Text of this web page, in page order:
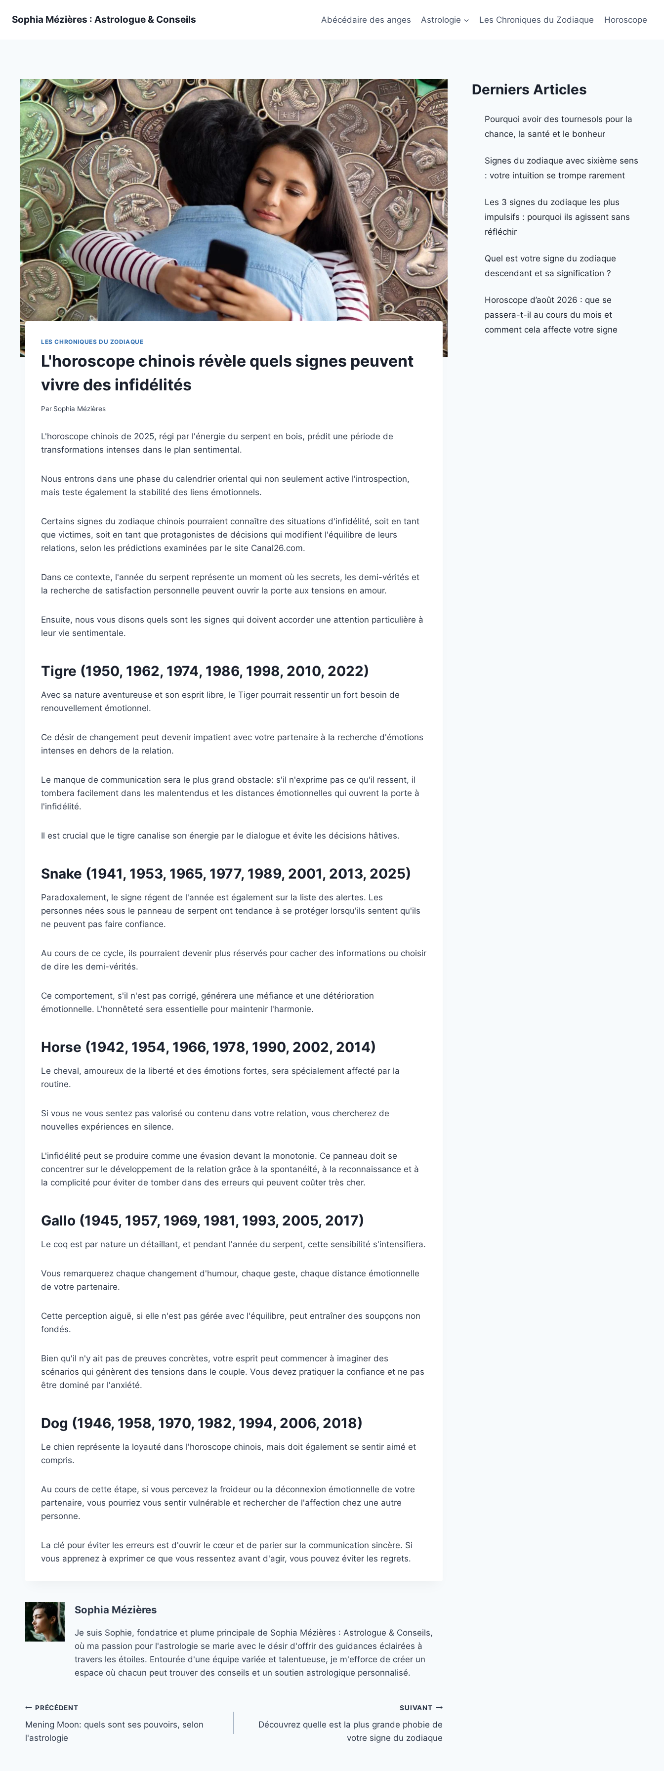
Sophia Mézières : Astrologue & Conseils Abécédaire des anges Astrologie Les Chroniques du Zodiaque Horoscope
LES CHRONIQUES DU ZODIAQUE
L'horoscope chinois révèle quels signes peuvent
vivre des infidélités
Par Sophia Mézières
L'horoscope chinois de 2025, régi par l'énergie du serpent en bois, prédit une période de
transformations intenses dans le plan sentimental.
Nous entrons dans une phase du calendrier oriental qui non seulement active l'introspection,
mais teste également la stabilité des liens émotionnels.
Certains signes du zodiaque chinois pourraient connaître des situations d'infidélité, soit en tant
que victimes, soit en tant que protagonistes de décisions qui modifient l'équilibre de leurs
relations, selon les prédictions examinées par le site Canal26.com.
Dans ce contexte, l'année du serpent représente un moment où les secrets, les demi-vérités et
la recherche de satisfaction personnelle peuvent ouvrir la porte aux tensions en amour.
Ensuite, nous vous disons quels sont les signes qui doivent accorder une attention particulière à
leur vie sentimentale.
Tigre (1950, 1962, 1974, 1986, 1998, 2010, 2022)
Avec sa nature aventureuse et son esprit libre, le Tiger pourrait ressentir un fort besoin de
renouvellement émotionnel.
Ce désir de changement peut devenir impatient avec votre partenaire à la recherche d'émotions
intenses en dehors de la relation.
Le manque de communication sera le plus grand obstacle: s'il n'exprime pas ce qu'il ressent, il
tombera facilement dans les malentendus et les distances émotionnelles qui ouvrent la porte à
l'infidélité.
Il est crucial que le tigre canalise son énergie par le dialogue et évite les décisions hâtives.
Snake (1941, 1953, 1965, 1977, 1989, 2001, 2013, 2025)
Paradoxalement, le signe régent de l'année est également sur la liste des alertes. Les
personnes nées sous le panneau de serpent ont tendance à se protéger lorsqu'ils sentent qu'ils
ne peuvent pas faire confiance.
Au cours de ce cycle, ils pourraient devenir plus réservés pour cacher des informations ou choisir
de dire les demi-vérités.
Ce comportement, s'il n'est pas corrigé, générera une méfiance et une détérioration
émotionnelle. L'honnêteté sera essentielle pour maintenir l'harmonie.
Horse (1942, 1954, 1966, 1978, 1990, 2002, 2014)
Le cheval, amoureux de la liberté et des émotions fortes, sera spécialement affecté par la
routine.
Si vous ne vous sentez pas valorisé ou contenu dans votre relation, vous chercherez de
nouvelles expériences en silence.
L'infidélité peut se produire comme une évasion devant la monotonie. Ce panneau doit se
concentrer sur le développement de la relation grâce à la spontanéité, à la reconnaissance et à
la complicité pour éviter de tomber dans des erreurs qui peuvent coûter très cher.
Gallo (1945, 1957, 1969, 1981, 1993, 2005, 2017)
Le coq est par nature un détaillant, et pendant l'année du serpent, cette sensibilité s'intensifiera.
Vous remarquerez chaque changement d'humour, chaque geste, chaque distance émotionnelle
de votre partenaire.
Cette perception aiguë, si elle n'est pas gérée avec l'équilibre, peut entraîner des soupçons non
fondés.
Bien qu'il n'y ait pas de preuves concrètes, votre esprit peut commencer à imaginer des
scénarios qui génèrent des tensions dans le couple. Vous devez pratiquer la confiance et ne pas
être dominé par l'anxiété.
Dog (1946, 1958, 1970, 1982, 1994, 2006, 2018)
Le chien représente la loyauté dans l'horoscope chinois, mais doit également se sentir aimé et
compris.
Au cours de cette étape, si vous percevez la froideur ou la déconnexion émotionnelle de votre
partenaire, vous pourriez vous sentir vulnérable et rechercher de l'affection chez une autre
personne.
La clé pour éviter les erreurs est d'ouvrir le cœur et de parier sur la communication sincère. Si
vous apprenez à exprimer ce que vous ressentez avant d'agir, vous pouvez éviter les regrets.
Sophia Mézières
Je suis Sophie, fondatrice et plume principale de Sophia Mézières : Astrologue & Conseils,
où ma passion pour l'astrologie se marie avec le désir d'offrir des guidances éclairées à
travers les étoiles. Entourée d'une équipe variée et talentueuse, je m'efforce de créer un
espace où chacun peut trouver des conseils et un soutien astrologique personnalisé.
Navigation
de
PRÉCÉDENT
Mening Moon: quels sont ses pouvoirs, selon
l'astrologie
SUIVANT
Découvrez quelle est la plus grande phobie de
votre signe du zodiaque
Derniers Articles
Pourquoi avoir des tournesols pour la
chance, la santé et le bonheur
Signes du zodiaque avec sixième sens
: votre intuition se trompe rarement
Les 3 signes du zodiaque les plus
impulsifs : pourquoi ils agissent sans
réfléchir
Quel est votre signe du zodiaque
descendant et sa signification ?
Horoscope d’août 2026 : que se
passera-t-il au cours du mois et
comment cela affecte votre signe